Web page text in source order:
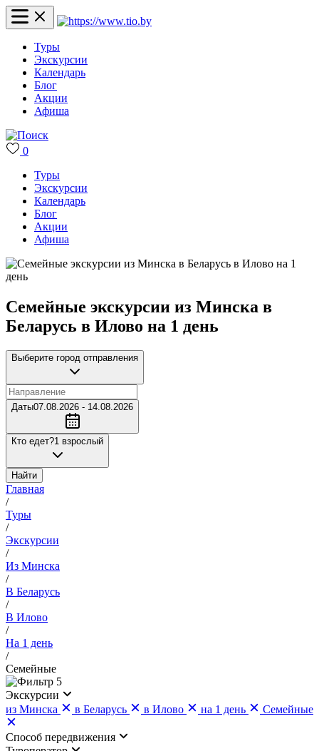
Туры
Экскурсии
Календарь
Блог
Акции
Афиша
0
Туры
Экскурсии
Календарь
Блог
Акции
Афиша
Семейные экскурсии из Минска в
Беларусь в Илово на 1 день
Выберите город отправления
Даты07.08.2026 - 14.08.2026
Кто едет?1 взрослый
Найти
Главная
/
Туры
/
Экскурсии
/
Из Минска
/
В Беларусь
/
В Илово
/
На 1 день
/
Семейные
5
Экскурсии
из Минска
в Беларусь в Илово на 1 день Семейные
Cпособ передвижения